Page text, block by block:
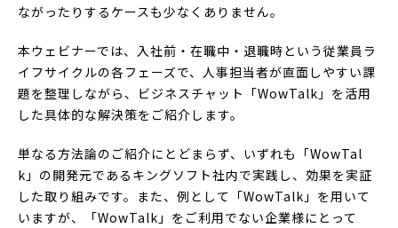
ながったりするケースも少なくありません。
本ウェビナーでは、入社前・在職中・退職時という従業員ラ
イフサイクルの各フェーズで、人事担当者が直面しやすい課
題を整理しながら、ビジネスチャット「WowTalk」を活用
した具体的な解決策をご紹介します。
単なる方法論のご紹介にとどまらず、いずれも「WowTal
k」の開発元であるキングソフト社内で実践し、効果を実証
した取り組みです。また、例として「WowTalk」を用いて
いますが、「WowTalk」をご利用でない企業様にとって